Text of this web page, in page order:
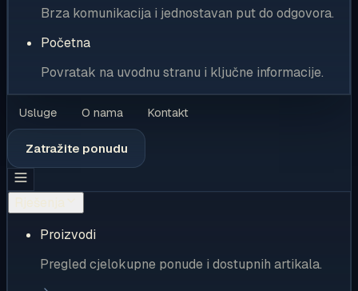
Brza komunikacija i jednostavan put do odgovora.
Početna
Povratak na uvodnu stranu i ključne informacije.
Usluge O nama Kontakt
Zatražite ponudu
Proizvodi
Pregled cjelokupne ponude i dostupnih artikala.